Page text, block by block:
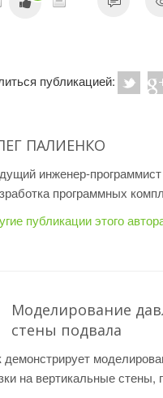
публикацией:
ПАЛИЕНКО
инженер-
программных
публикации этого
Моделирование
стены подвала
демонстрирует
на вертикальные стены,